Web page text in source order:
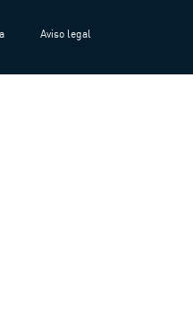
Aviso legal